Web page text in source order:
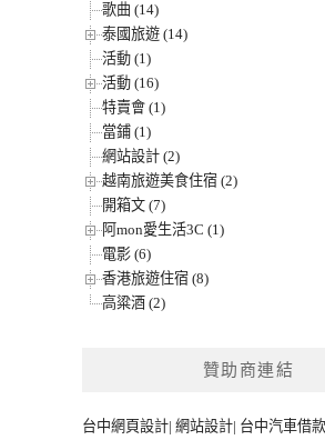
歌曲 (14)
泰國旅遊 (14)
活動 (1)
活動 (16)
特賣會 (1)
當鋪 (1)
網站設計 (2)
越南旅遊美食住宿 (2)
開箱文 (7)
阿mon愛生活3C (1)
電影 (6)
香港旅遊住宿 (8)
高粱酒 (2)
贊助商連結
台中網頁設計| 網站設計| 台中汽車借款